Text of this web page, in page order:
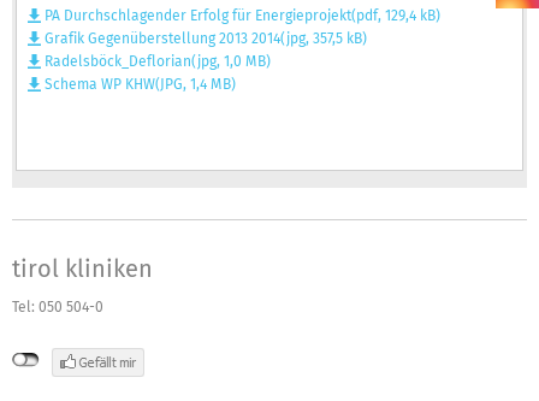
PA Durchschlagender Erfolg für Energieprojekt(pdf, 129,4 kB)
Grafik Gegenüberstellung 2013 2014(jpg, 357,5 kB)
Radelsböck_Deflorian(jpg, 1,0 MB)
Schema WP KHW(JPG, 1,4 MB)
tirol kliniken
Tel: 050 504-0